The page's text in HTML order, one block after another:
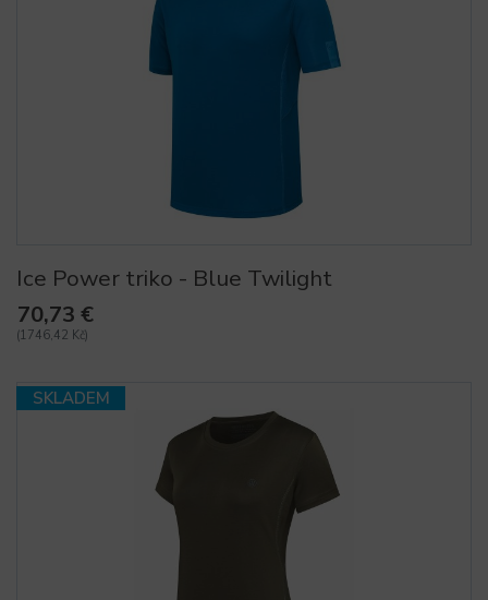
Ice Power triko - Blue Twilight
70,73 €
(1746,42 Kč)
SKLADEM